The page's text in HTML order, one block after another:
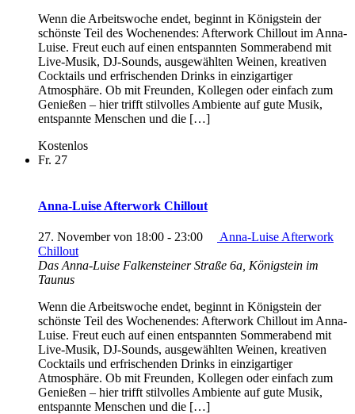
Wenn die Arbeitswoche endet, beginnt in Königstein der
schönste Teil des Wochenendes: Afterwork Chillout im Anna-
Luise. Freut euch auf einen entspannten Sommerabend mit
Live-Musik, DJ-Sounds, ausgewählten Weinen, kreativen
Cocktails und erfrischenden Drinks in einzigartiger
Atmosphäre. Ob mit Freunden, Kollegen oder einfach zum
Genießen – hier trifft stilvolles Ambiente auf gute Musik,
entspannte Menschen und die […]
Kostenlos
Fr. 27
Anna-Luise Afterwork Chillout
27. November von 18:00 - 23:00
Anna-Luise Afterwork
Chillout
Das Anna-Luise Falkensteiner Straße 6a, Königstein im
Taunus
Wenn die Arbeitswoche endet, beginnt in Königstein der
schönste Teil des Wochenendes: Afterwork Chillout im Anna-
Luise. Freut euch auf einen entspannten Sommerabend mit
Live-Musik, DJ-Sounds, ausgewählten Weinen, kreativen
Cocktails und erfrischenden Drinks in einzigartiger
Atmosphäre. Ob mit Freunden, Kollegen oder einfach zum
Genießen – hier trifft stilvolles Ambiente auf gute Musik,
entspannte Menschen und die […]